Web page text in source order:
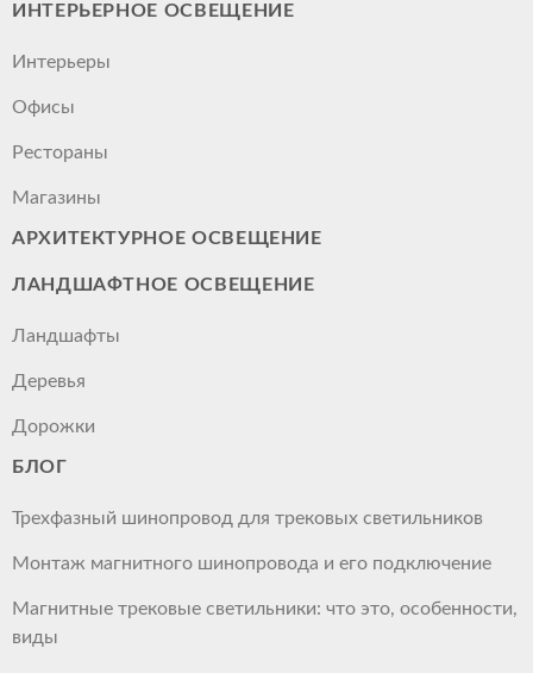
ИНТЕРЬЕРНОЕ ОСВЕЩЕНИЕ
Интерьеры
Офисы
Рестораны
Магазины
АРХИТЕКТУРНОЕ ОСВЕЩЕНИЕ
ЛАНДШАФТНОЕ ОСВЕЩЕНИЕ
Ландшафты
Деревья
Дорожки
БЛОГ
Трехфазный шинопровод для трековых светильников
Монтаж магнитного шинопровода и его подключение
Магнитные трековые светильники: что это, особенности,
виды